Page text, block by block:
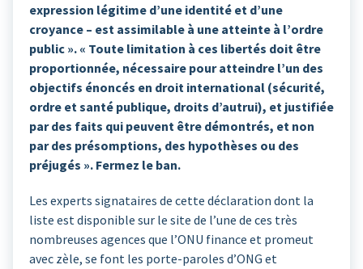
expression légitime d’une identité et d’une
croyance – est assimilable à une atteinte à l’ordre
public ». « Toute limitation à ces libertés doit être
proportionnée, nécessaire pour atteindre l’un des
objectifs énoncés en droit international (sécurité,
ordre et santé publique, droits d’autrui), et justifiée
par des faits qui peuvent être démontrés, et non
par des présomptions, des hypothèses ou des
préjugés ». Fermez le ban.
Les experts signataires de cette déclaration dont la
liste est disponible sur le site de l’une de ces très
nombreuses agences que l’ONU finance et promeut
avec zèle, se font les porte-paroles d’ONG et